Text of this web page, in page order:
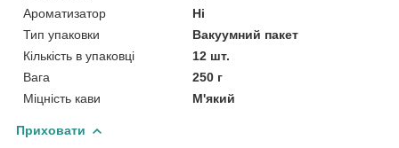
Ароматизатор
Ні
Тип упаковки
Вакуумний пакет
Кількість в упаковці
12 шт.
Вага
250 г
Міцність кави
М'який
Приховати